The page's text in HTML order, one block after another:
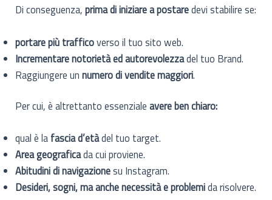
Di conseguenza,prima di iniziare a postaredevi stabilire se:
portare più trafficoverso il tuo sito web.
Incrementare notorietà ed autorevolezzadel tuo Brand.
Raggiungere unnumero di vendite maggiori.
Per cui, è altrettanto essenzialeavere ben chiaro:
qual è la fascia d’etàdel tuo target.
Area geograficada cui proviene.
Abitudini di navigazionesu Instagram.
Desideri, sogni, ma anche necessità e problemida risolvere.